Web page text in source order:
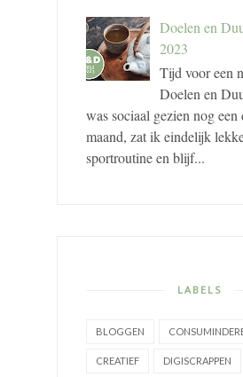
Doelen en
2023
Tijd voor een
Doelen en
was sociaal gezien nog
maand, zat ik eindelijk
sportroutine en blijf...
LABELS
BLOGGEN
CREATIEF DIGISCRAPPEN